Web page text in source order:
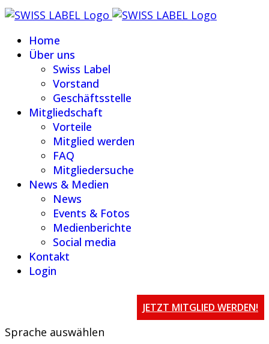
Home
Über uns
Swiss Label
Vorstand
Geschäftsstelle
Mitgliedschaft
Vorteile
Mitglied werden
FAQ
Mitgliedersuche
News & Medien
News
Events & Fotos
Medienberichte
Social media
Kontakt
Login
JETZT MITGLIED WERDEN!
Sprache auswählen